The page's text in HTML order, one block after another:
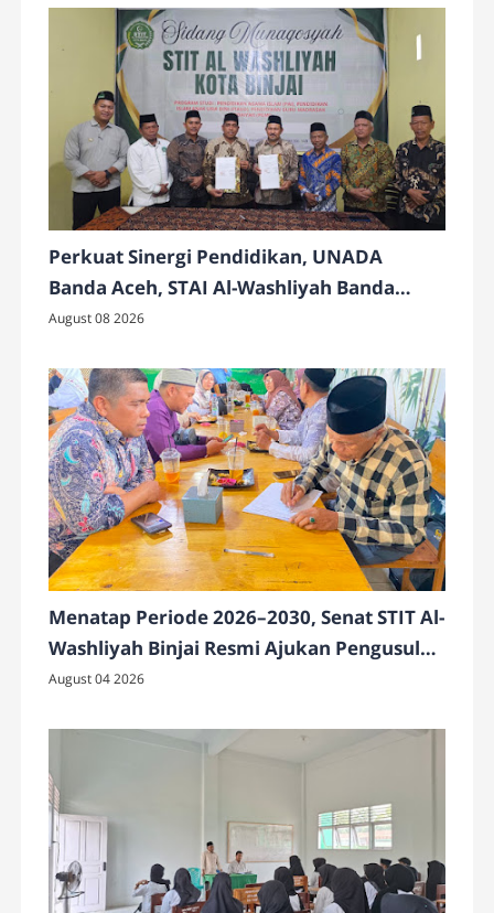
Perkuat Sinergi Pendidikan, UNADA
Banda Aceh, STAI Al-Washliyah Banda
Aceh, dan STIT Al-Washliyah Binjai Resmi
August 08 2026
Menatap Periode 2026–2030, Senat STIT Al-
Washliyah Binjai Resmi Ajukan Pengusulan
Ketua Baru
August 04 2026